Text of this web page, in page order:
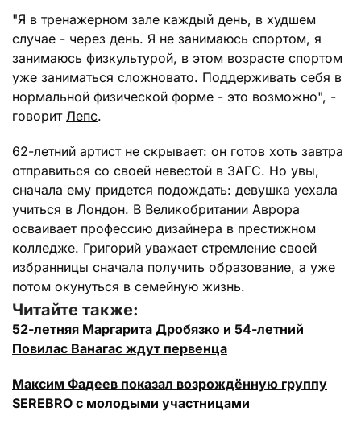
"Я в тренажерном зале каждый день, в худшем
случае - через день. Я не занимаюсь спортом, я
занимаюсь физкультурой, в этом возрасте спортом
уже заниматься сложновато. Поддерживать себя в
нормальной физической форме - это возможно", -
говорит Лепс.
62-летний артист не скрывает: он готов хоть завтра
отправиться со своей невестой в ЗАГС. Но увы,
сначала ему придется подождать: девушка уехала
учиться в Лондон. В Великобритании Аврора
осваивает профессию дизайнера в престижном
колледже. Григорий уважает стремление своей
избранницы сначала получить образование, а уже
потом окунуться в семейную жизнь.
Читайте также:
52-летняя Маргарита Дробязко и 54-летний
Повилас Ванагас ждут первенца
Максим Фадеев показал возрождённую группу
SEREBRO с молодыми участницами